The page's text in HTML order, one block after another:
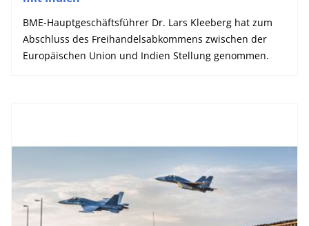
BME-Hauptgeschäftsführer Dr. Lars Kleeberg hat zum
Abschluss des Freihandelsabkommens zwischen der
Europäischen Union und Indien Stellung genommen.